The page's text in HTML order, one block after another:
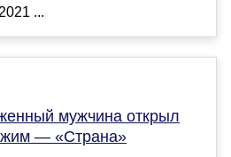
...
мужчина открыл
— «Страна»